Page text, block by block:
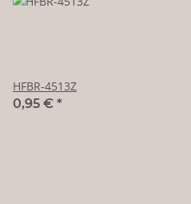
HFBR-4513Z
0,95 € *